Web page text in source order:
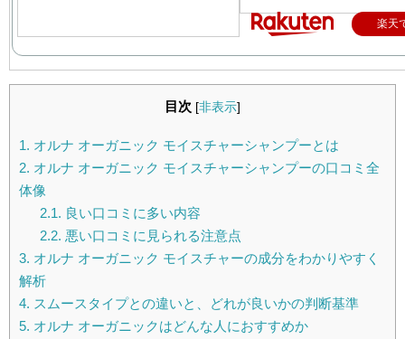
楽天
目次 [非表示]
1. オルナ オーガニック モイスチャーシャンプーとは
2. オルナ オーガニック モイスチャーシャンプーの口コミ全
体像
2.1. 良い口コミに多い内容
2.2. 悪い口コミに見られる注意点
3. オルナ オーガニック モイスチャーの成分をわかりやすく
解析
4. スムースタイプとの違いと、どれが良いかの判断基準
5. オルナ オーガニックはどんな人におすすめか